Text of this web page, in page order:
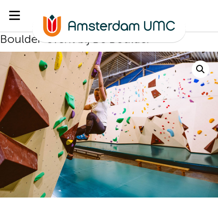
Boulder-event bij Be Boulder